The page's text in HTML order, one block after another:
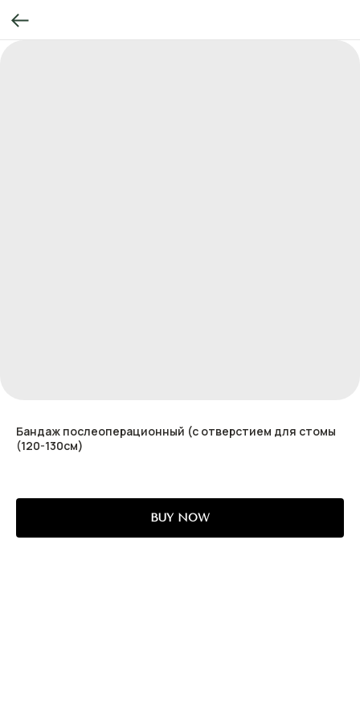
Бандаж послеоперационный (с отверстием для стомы
(120-130см)
BUY NOW